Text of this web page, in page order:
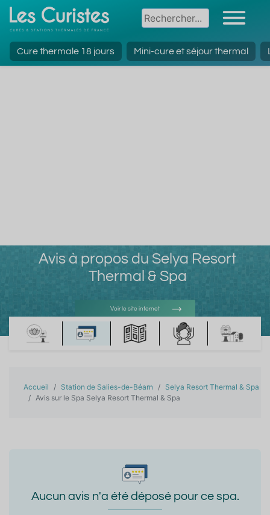
Cure thermale 18 jours Mini-cure et séjour thermal
Avis à propos du Selya Resort
Thermal & Spa
Voir le site internet
Voir l'adresse e-mail
Accueil Station de Salies-de-Béarn
Selya Resort Thermal & Spa
Avis sur le Spa Selya Resort Thermal & Spa
Aucun avis n'a été déposé pour ce spa.